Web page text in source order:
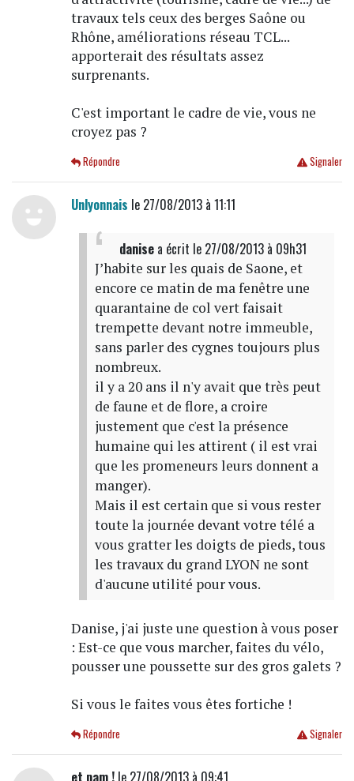
travaux tels ceux des berges Saône ou
Rhône, améliorations réseau TCL...
apporterait des résultats assez
surprenants.
C'est important le cadre de vie, vous ne
croyez pas ?
Signaler
Répondre
Unlyonnais le 27/08/2013 à 11:11
danisea écrit le 27/08/2013 à 09h31
J’habite sur les quais de Saone, et
encore ce matin de ma fenêtre une
quarantaine de col vert faisait
trempette devant notre immeuble,
sans parler des cygnes toujours plus
nombreux.
il y a 20 ans il n'y avait que très peut
de faune et de flore, a croire
justement que c'est la présence
humaine qui les attirent ( il est vrai
que les promeneurs leurs donnent a
manger).
Mais il est certain que si vous rester
toute la journée devant votre télé a
vous gratter les doigts de pieds, tous
les travaux du grand LYON ne sont
d'aucune utilité pour vous.
Danise, j'ai juste une question à vous poser
: Est-ce que vous marcher, faites du vélo,
pousser une poussette sur des gros galets ?
Si vous le faites vous êtes fortiche !
Signaler
Répondre
et pam !le 27/08/2013 à 09:41